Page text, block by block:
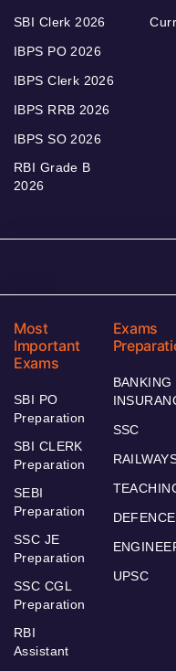
SBI Clerk 2026
IBPS PO 2026
IBPS Clerk 2026
IBPS RRB 2026
IBPS SO 2026
RBI Grade B
2026
Most
Important
Exams
SBI PO
Preparation
SBI CLERK
Preparation
SEBI
Preparation
SSC JE
Preparation
SSC CGL
Preparation
RBI
Assistant
Exams
BANKING
SSC
DEFENCE
UPSC